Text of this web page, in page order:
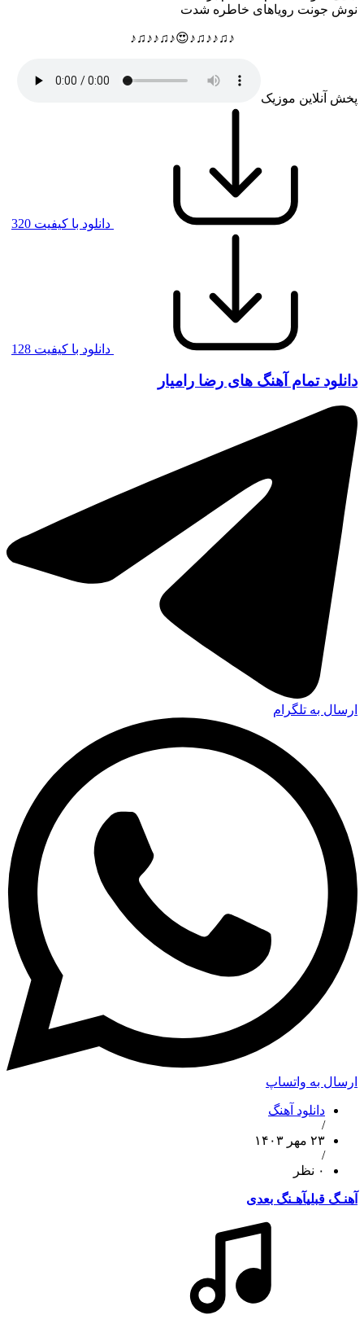
نوش جونت رویاهای خاطره شدت
♪♫♪♪♫♪😍♪♫♪♪♫♪
پخش آنلاین موزیک
دانلود با کیفیت 320
دانلود با کیفیت 128
دانلود تمام آهنگ های رضا رامیار
ارسال به تلگرام
ارسال به واتساپ
دانلود آهنگ
/
۲۳ مهر ۱۴۰۳
/
۰ نظر
آهنـگ قبلیآهـنگ بعدی